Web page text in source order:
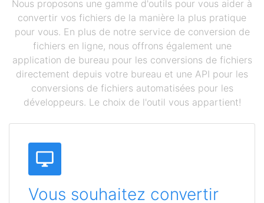
Nous proposons une gamme d'outils pour vous aider à
convertir vos fichiers de la manière la plus pratique
pour vous. En plus de notre service de conversion de
fichiers en ligne, nous offrons également une
application de bureau pour les conversions de fichiers
directement depuis votre bureau et une API pour les
conversions de fichiers automatisées pour les
développeurs. Le choix de l'outil vous appartient!
Vous souhaitez convertir